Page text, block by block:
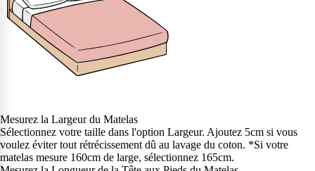
Mesurez la Largeur du Matelas
Sélectionnez votre taille dans l'option Largeur. Ajoutez 5cm si vous
voulez éviter tout rétrécissement dû au lavage du coton. *Si votre
matelas mesure 160cm de large, sélectionnez 165cm.